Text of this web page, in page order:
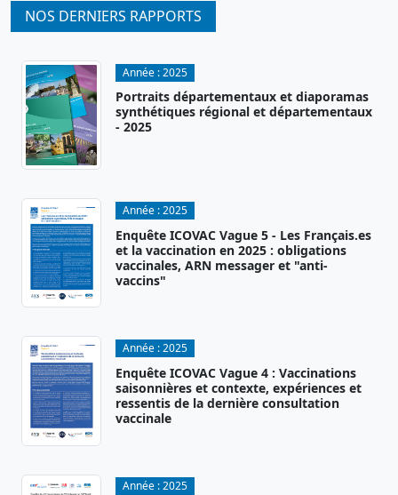
NOS DERNIERS RAPPORTS
Année :2025
Portraits départementaux et diaporamas
synthétiques régional et départementaux
- 2025
Année :2025
Enquête ICOVAC Vague 5 - Les Français.es
et la vaccination en 2025 : obligations
vaccinales, ARN messager et "anti-
vaccins"
Année :2025
Enquête ICOVAC Vague 4 : Vaccinations
saisonnières et contexte, expériences et
ressentis de la dernière consultation
vaccinale
Année :2025